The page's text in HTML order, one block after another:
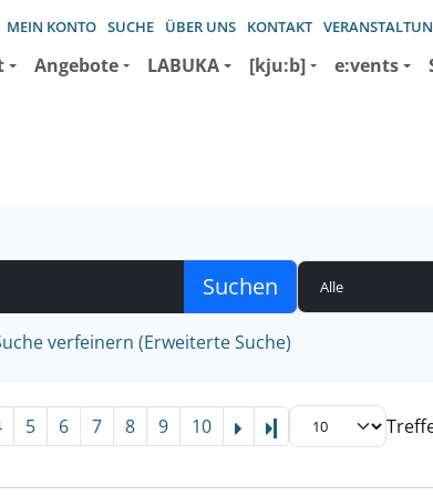
MEIN KONTO SUCHE ÜBER UNS KONTAKT
Angebote LABUKA [kju:b] e:vents
verfeinern (Erweiterte Suche)
5 6 7 8 9 10 Letzte Seite